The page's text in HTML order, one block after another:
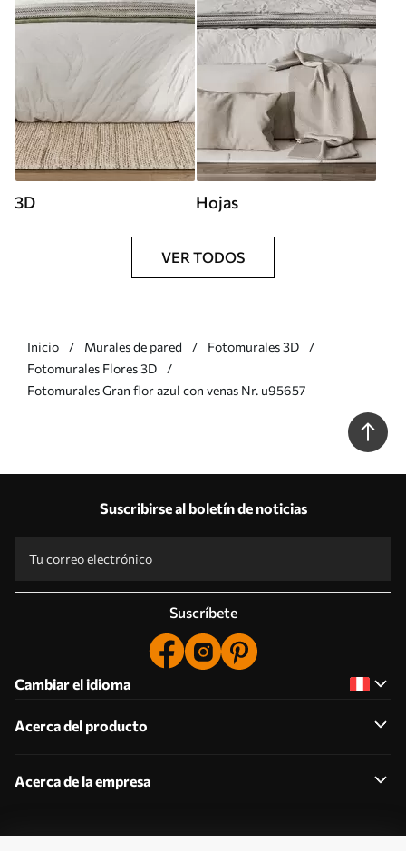
3D Hojas
VER TODOS
Inicio Murales de pared
Fotomurales 3D
Fotomurales Flores 3D
Fotomurales Gran flor azul con venas Nr. u95657
Suscribirse al boletín de noticias
Suscríbete
Cambiar el idioma
Acerca del producto
Acerca de la empresa
Editar permisos de cookies